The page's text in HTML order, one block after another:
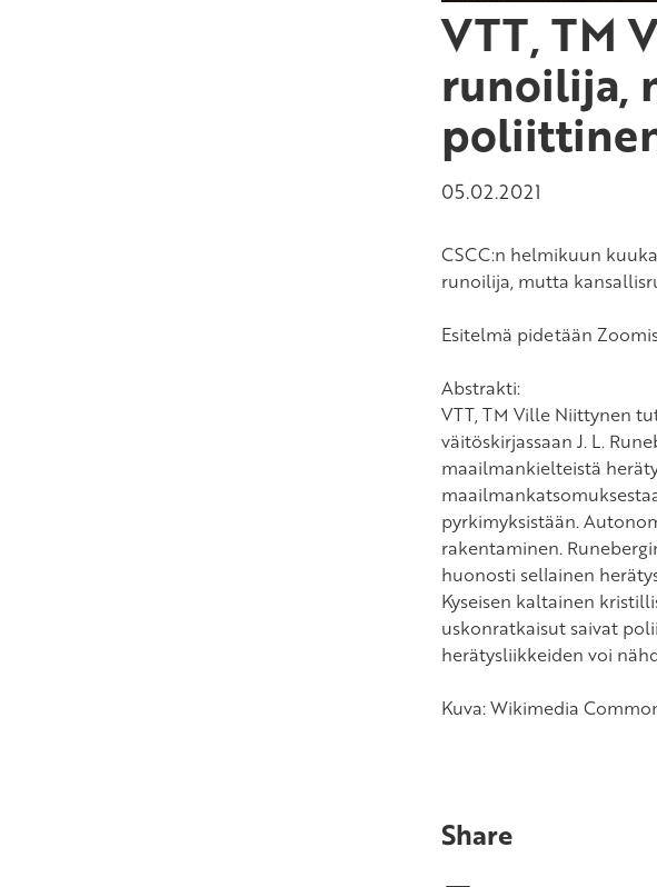
VTT, TM
runoilija,
05.02.2021
CSCC:n helmikuun
runoilija, mutta
Esitelmä pidetään
Abstrakti:
VTT, TM Ville Niittynen
väitöskirjassaan J. L.
maailmankielteistä
pyrkimyksistään.
rakentaminen.
huonosti sellainen
Kyseisen kaltainen
uskonratkaisut saivat
herätysliikkeiden voi
Kuva: Wikimedia
Share